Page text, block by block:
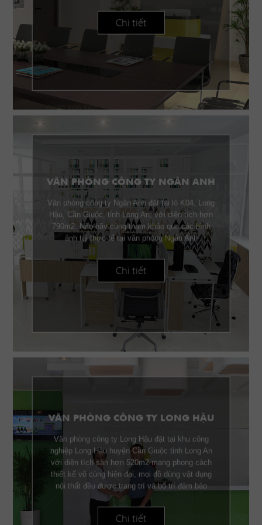
Chi tiết
VĂN PHÒNG CÔNG TY NGÂN ANH
Văn phòng công ty Ngân Anh đặt tại lô K04, Long
Hậu, Cần Giuộc, tỉnh Long An, với diện tích hơn
790m2. Nào hãy cùng tham khảo qua các hình
ảnh tại thực tế tại văn phòng Ngân Anh
Chi tiết
VĂN PHÒNG CÔNG TY LONG HẬU
Văn phòng công ty Long Hậu đặt tại khu công
nghiệp Long Hậu huyện Cần Giuộc tỉnh Long An
với diện tích sàn hơn 520m2 mang phong cách
thiết kế vô cùng hiện đại, mọi đồ dùng vật dụng
nội thất đều được trang trí và bố trí đảm bảo
công năng lẫn thẫm mỹ.
Chi tiết